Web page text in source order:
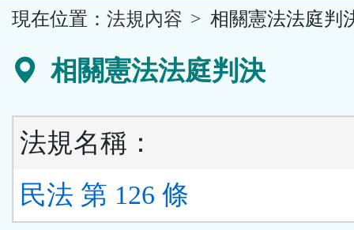
區
現在位置： 法規內容 相關憲法法庭判
相關憲法法庭判決
法規名稱：
民法 第 126 條